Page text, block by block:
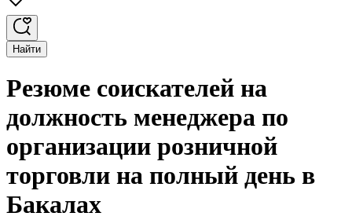
Найти
Резюме соискателей на
должность менеджера по
организации розничной
торговли на полный день в
Бакалах